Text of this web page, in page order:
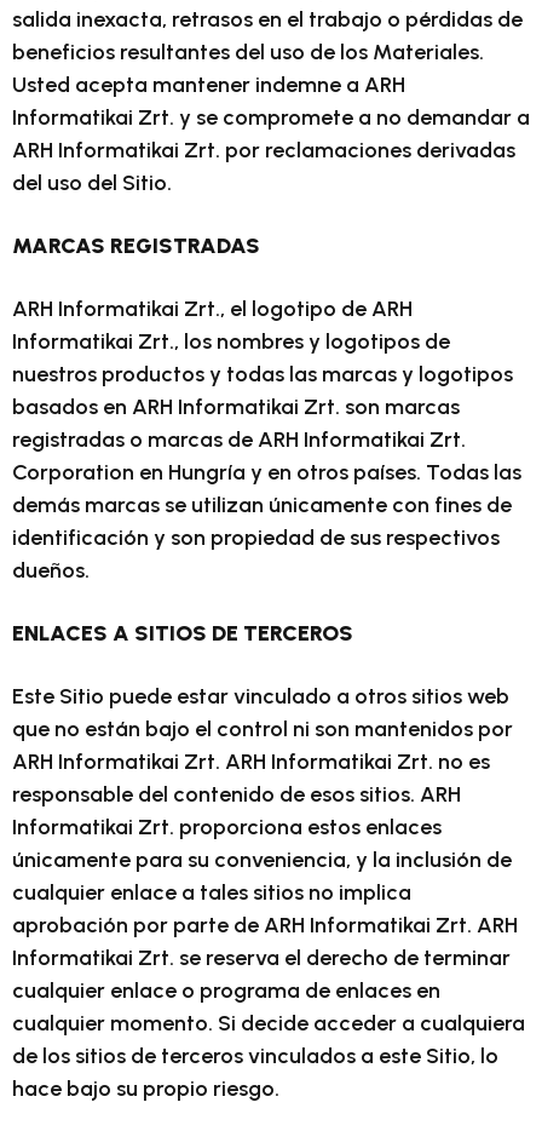
salida inexacta, retrasos en el trabajo o pérdidas de
beneficios resultantes del uso de los Materiales.
Usted acepta mantener indemne a ARH
Informatikai Zrt. y se compromete a no demandar a
ARH Informatikai Zrt. por reclamaciones derivadas
del uso del Sitio.
MARCAS REGISTRADAS
ARH Informatikai Zrt., el logotipo de ARH
Informatikai Zrt., los nombres y logotipos de
nuestros productos y todas las marcas y logotipos
basados en ARH Informatikai Zrt. son marcas
registradas o marcas de ARH Informatikai Zrt.
Corporation en Hungría y en otros países. Todas las
demás marcas se utilizan únicamente con fines de
identificación y son propiedad de sus respectivos
dueños.
ENLACES A SITIOS DE TERCEROS
Este Sitio puede estar vinculado a otros sitios web
que no están bajo el control ni son mantenidos por
ARH Informatikai Zrt. ARH Informatikai Zrt. no es
responsable del contenido de esos sitios. ARH
Informatikai Zrt. proporciona estos enlaces
únicamente para su conveniencia, y la inclusión de
cualquier enlace a tales sitios no implica
aprobación por parte de ARH Informatikai Zrt. ARH
Informatikai Zrt. se reserva el derecho de terminar
cualquier enlace o programa de enlaces en
cualquier momento. Si decide acceder a cualquiera
de los sitios de terceros vinculados a este Sitio, lo
hace bajo su propio riesgo.